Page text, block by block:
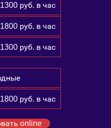
1300 руб. в час
1800 руб. в час
1300 руб. в час
1800 руб. в час
online